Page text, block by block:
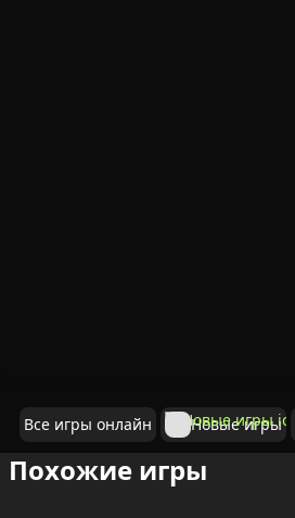
Все игры онлайн Новые игры
Похожие игры